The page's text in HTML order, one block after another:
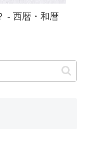
- 西暦・和暦